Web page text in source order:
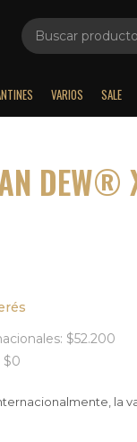
VARIOS SALE
DEW®
$52.200
$0
la